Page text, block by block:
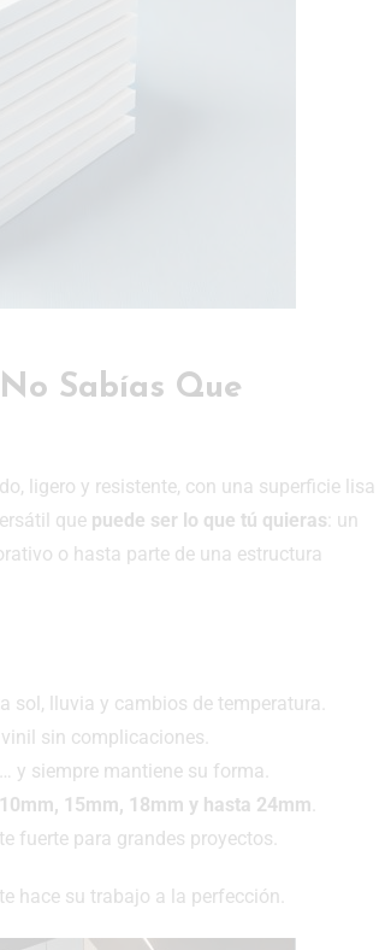
Sabías Que
ligero y resistente, con una superficie lisa
que puede ser lo que tú quieras: un
o hasta parte de una estructura
sol, lluvia y cambios de temperatura.
sin complicaciones.
y siempre mantiene su forma.
15mm, 18mm y hasta 24mm
fuerte para grandes proyectos.
hace su trabajo a la perfección.